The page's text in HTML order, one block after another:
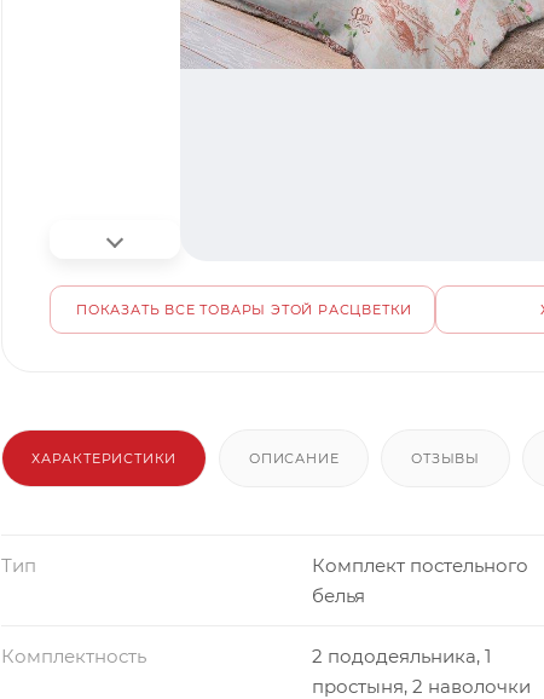
ПОКАЗАТЬ ВСЕ ТОВАРЫ ЭТОЙ РАСЦВЕТКИ
ХАРАКТЕРИСТИКИ ОПИСАНИЕ ОТЗЫВЫ
Тип
Комплект постельного
белья
Комплектность
2 пододеяльника, 1
простыня, 2 наволочки